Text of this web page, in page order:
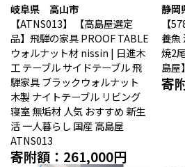
四国エリア
小豆島町（香川県）松山市（
東温市（愛媛県） 砥部町（愛
九州エリア
壱岐市（長崎県）
宇城市（熊本県）
岐阜県 高山市
【ATNS013】
【高島屋選定
品】飛騨の家具 PROOF TABLE
ウォルナット材 nissin | 日進木
工 テーブル サイドテーブル 飛
騨家具 ブラックウォルナット
木製 ナイトテーブル リビング
寝室 無垢材 人気 おすすめ 新生
活 一人暮らし 国産 高島屋
ATNS013
寄附額：261,000円
静
【
養魚
焼2
島
寄